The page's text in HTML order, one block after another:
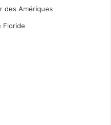
des Amériques
Floride